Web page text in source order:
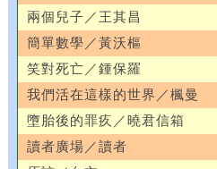
兩個兒子／王其昌
簡單數學／黃沃樞
笑對死亡／鍾保羅
我們活在這樣的世界／楓曼
墮胎後的罪疚／曉君信箱
讀者廣場／讀者